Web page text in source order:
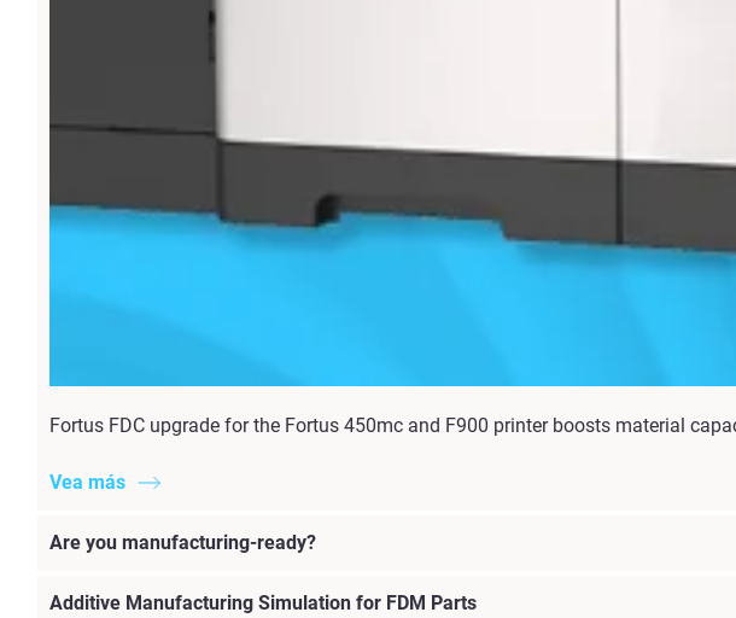
Fortus FDC upgrade for the Fortus 450mc and F900 printer boosts material
Vea más
Are you manufacturing-ready?
Additive Manufacturing Simulation for FDM Parts